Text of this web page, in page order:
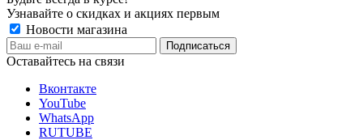
Узнавайте о скидках и акциях первым
Новости магазина
Оставайтесь на связи
Вконтакте
YouTube
WhatsApp
RUTUBE